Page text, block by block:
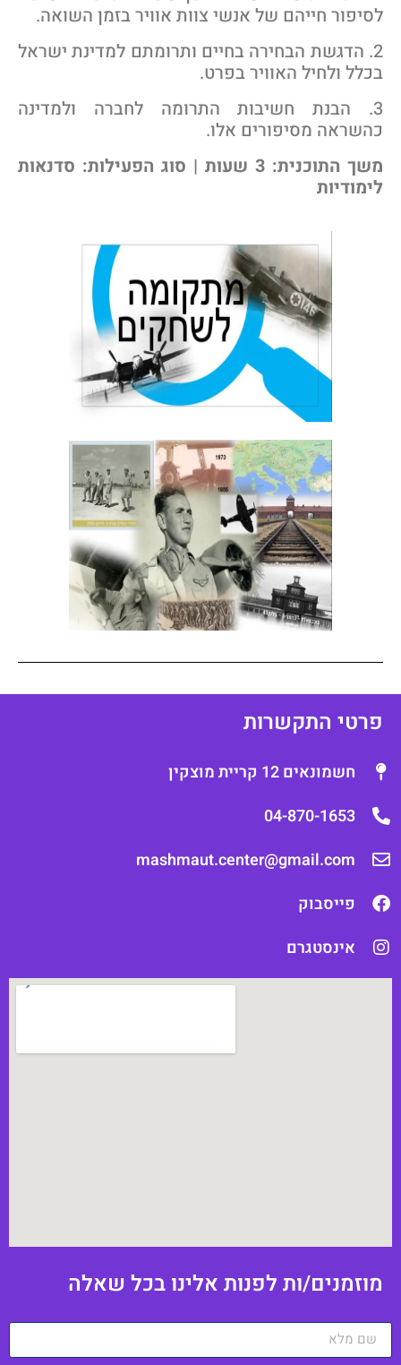
חייהם של אנשי צוות אוויר בזמן השואה.
2. הדגשת הבחירה בחיים ותרומתם למדינת ישראל
ולחיל האוויר בפרט.
3. הבנת חשיבות התרומה לחברה ולמדינה
מסיפורים אלו.
משך התוכנית: 3 שעות | סוג הפעילות: סדנאות
התקשרות
חשמונאים 12 קריית מוצקין
04-870-1653
mashmaut.center@gmail.com
פייסבוק
אינסטגרם
ות לפנות אלינו בכל שאלה